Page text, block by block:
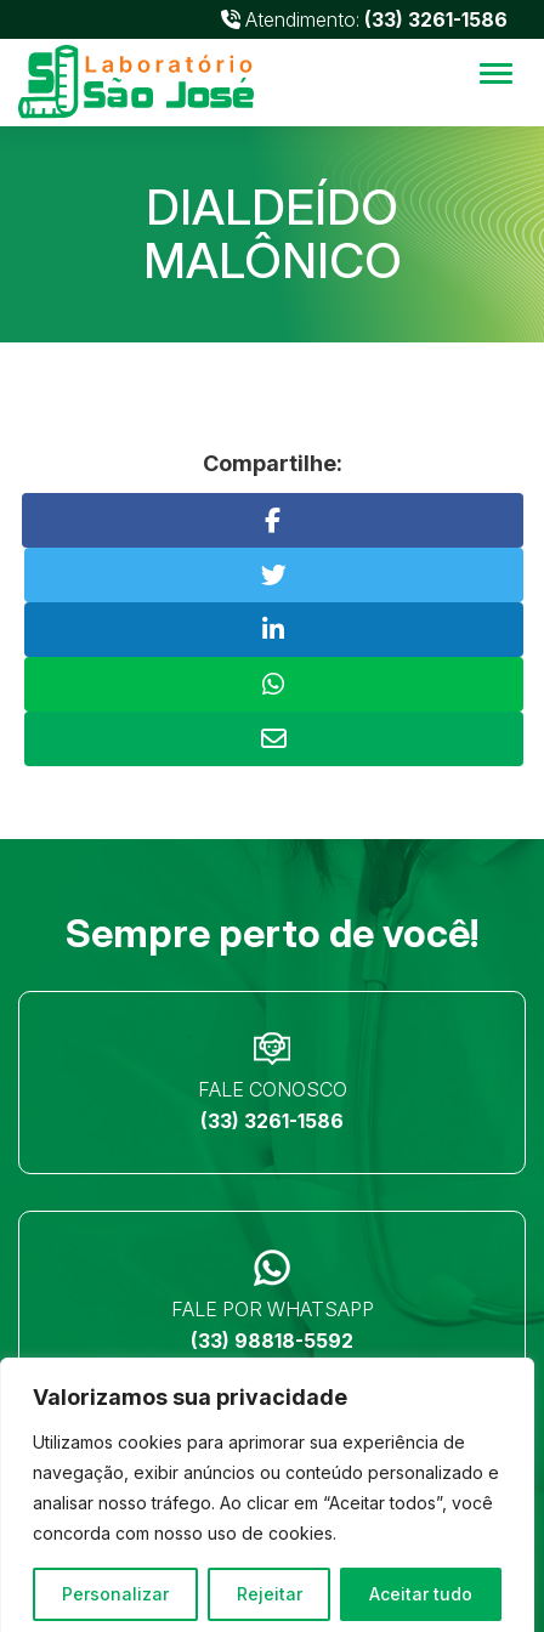
Valorizamos sua privacidade
Utilizamos cookies para aprimorar sua experiência de
navegação, exibir anúncios ou conteúdo personalizado e
analisar nosso tráfego. Ao clicar em “Aceitar todos”, você
concorda com nosso uso de cookies.
Personalizar Rejeitar Aceitar tudo
Atendimento: (33) 3261-1586
DIALDEÍDO
MALÔNICO
Compartilhe:
Sempre perto de você!
FALE CONOSCO
(33) 3261-1586
FALE POR WHATSAPP
(33) 98818-5592
LOCALIZAÇÃO